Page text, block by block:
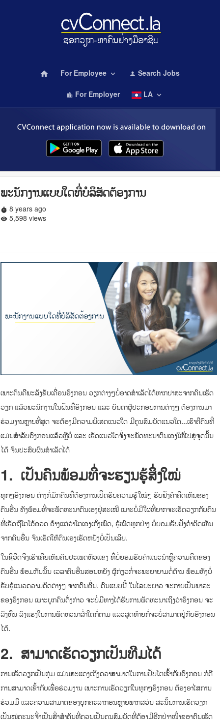
home For Employee keyboard_arrow_down person Search Jobs
location_city For Employer LA keyboard_arrow_down
ພະນັກງານແບບໃດທີ່ບໍລິສັດຕ້ອງການ
timer 8 years ago
remove_red_eye 5,598 views
ເພາະຄົນຄືພະລັງຂັບເຄື່ອນອົງກອນ ວຽກຕ່າງໆບໍ່ອາດສຳເລັດໄດ້ຫາກປາສະຈາກຄົນເຮັດ
ວຽກ ແລ້ວພະນັກງານໃນຝັນທີ່ອົງກອນ ແລະ ບັນດາຜູ້ປະກອບການຕ່າງໆ ຕ້ອງການມາ
ຮ່ວມງານຫຼາຍທີ່ສຸດ ຈະຕ້ອງມີຄວາມພິເສດແນວໃດ ມີຄຸນສົມບັດແນວໃດ...ເຮົາຄືຄົນທີ່
ແມ່ນສຳລັບອົງກອນແລ້ວຫຼືບໍ່ ແລະ ເຮັດແນວໃດຈຶ່ງຈະພັດທະນາຕົນເອງໃຫ້ໄປສູ່ຈຸດນັ້ນ
ໄດ້ ຈົນປະສົບຜົນສຳເລັດໄດ້
1. ເປັນຄົນພ້ອມທີ່ຈະຮຽນຮູ້ສິ່ງໃໝ່
ທຸກໆອົງກອນ ຕ່າງກໍ່ມັກຄົນທີ່ຕ້ອງການເປີດຮັບຄວາມຮູ້ໃໝ່ໆ ຮັບຟັງຄໍາຄິດເຫັນຂອງ
ຄົນອື່ນ ທັງພ້ອມທີ່ຈະພັດທະນາຕົນເອງຢູ່ສະເໝີ ເພາະບໍ່ມີໃຜທີ່ຍາກຈະເຮັດວຽກກັບຄົນ
ທີ່ເຮັດຖືໂຕໂອ້ອວດ ອ້າງແຕ່ວ່າໂຕເອງເກັ່ງໝົດ, ຮູ້ໝົດທຸກຢ່າງ ບໍ່ຍອມຮັບຟັງຄຳຄິດເຫັນ
ຈາກຄົນອື່ນ ຈົນເຮັດໃຫ້ຕົນເອງເຮັດຫຍັງບໍ່ເປັນເລີຍ.
ໃນຊີວິດຈິງເຮົາເຄີຍເຫັນຄົນປະເພດຫົວແຂງ ທີ່ບໍ່ຍອມຮັບຄໍາແນະນໍາຫຼືຄວາມຄິດຂອງ
ຄົນອື່ນ ພ້ອມກັນນັ້ນ ເວລາຄົນອື່ນສອນຫຍັງ ຜູ້ກ່ຽວກໍ່ຈະພະຍາຍາມຕໍ່ຕ້ານ ພ້ອມທັງບໍ່
ຮັບຮູ້ແນວຄວາມຄິດຕ່າງໆ ຈາກຄົນອື່ນ. ຄົນແບບນີ້ ໃນໄລຍະຍາວ ຈະກາຍເປັນພາລະ
ຂອງອົງກອນ ເພາະບຸກຄົນດັ່ງກ່າວ ຈະບໍ່ມີທາງໄດ້ຮັບການພັດທະນາເຖິງວ່າອົງກອນ ຈະ
ລົງທຶນ ລົງແຮງໃນການພັດທະນາສ່ຳໃດກໍ່ຕາມ ແລະສຸດທ້າຍກໍ່ຈະບໍ່ສາມາດຢູ່ກັບອົງກອນ
ໄດ້.
2. ສາມາດເຮັດວຽກເປັນທີມໄດ້
ການເຮັດວຽກເປັນກຸ່ມ ແມ່ນສະແດງເຖິງຄວາສາມາດໃນການປັບໂຕເຂົ້າກັບອົງກອນ ກໍຄື
ການສາມາດເຂົ້າກັບເພື່ອຮ່ວມງານ ເພາະການເຮັດວຽກໃນທຸກໆອົງກອນ ຕ້ອງອາໄສການ
ຮ່ວມມື ແລະຄວາມສາມາດຂອງບຸກຄະລາກອນຫຼາຍພາກສວ່ນ ສະນັ້ນການເຮັດວຽກ
ເປັນໝູ່ຄະນະຈິ່ງເປັນສິ່ງສຳຄັນທີ່ຄວນເປັນຄຸນສົມບັດທີ່ຕ້ອງມີອີກຢ່າງໜຶ່ງຂອງຄົນເຮັດ